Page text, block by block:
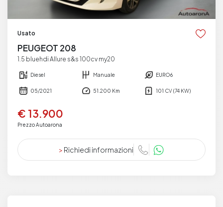
Usato
PEUGEOT 208
1.5 bluehdi Allure s&s 100cv my20
Diesel Manuale EURO6
05/2021 51.200 Km 101 CV (74 KW)
€ 13.900
Prezzo Autoarona
> Richiedi informazioni